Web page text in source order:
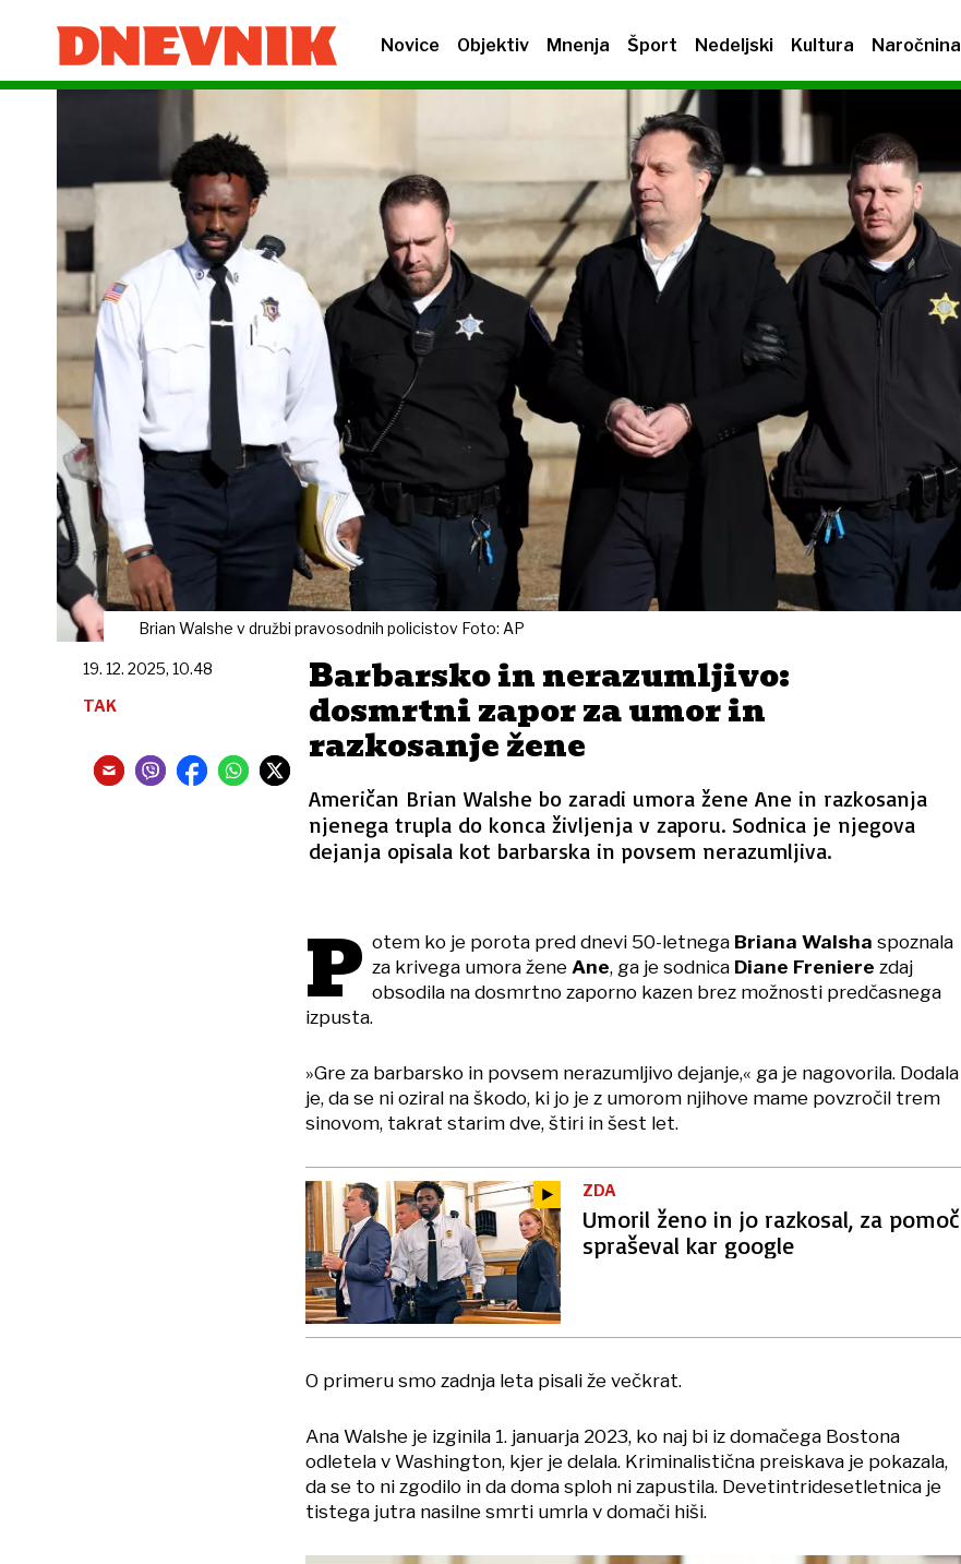
Novice Objektiv Mnenja Šport Nedeljski Kultura Naročnina
Brian Walshe v družbi pravosodnih policistov Foto: AP
Barbarsko in nerazumljivo:
dosmrtni zapor za umor in
razkosanje žene
Američan Brian Walshe bo zaradi umora žene Ane in razkosanja
njenega trupla do konca življenja v zaporu. Sodnica je njegova
dejanja opisala kot barbarska in povsem nerazumljiva.
19. 12. 2025, 10.48
TAK
P otem ko je porota pred dnevi 50-letnega Briana Walsha spoznala
za krivega umora žene Ane, ga je sodnica Diane Freniere zdaj
obsodila na dosmrtno zaporno kazen brez možnosti predčasnega
izpusta.
»Gre za barbarsko in povsem nerazumljivo dejanje,« ga je nagovorila. Dodala
je, da se ni oziral na škodo, ki jo je z umorom njihove mame povzročil trem
sinovom, takrat starim dve, štiri in šest let.
ZDA
Umoril ženo in jo razkosal, za pomoč
spraševal kar google
O primeru smo zadnja leta pisali že večkrat.
Ana Walshe je izginila 1. januarja 2023, ko naj bi iz domačega Bostona
odletela v Washington, kjer je delala. Kriminalistična preiskava je pokazala,
da se to ni zgodilo in da doma sploh ni zapustila. Devetintridesetletnica je
tistega jutra nasilne smrti umrla v domači hiši.